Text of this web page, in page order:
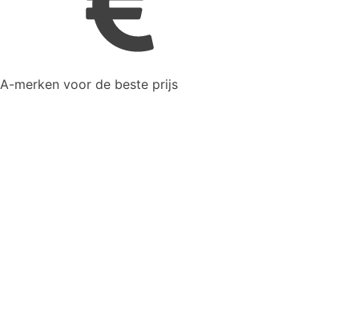
A-merken voor de beste prijs